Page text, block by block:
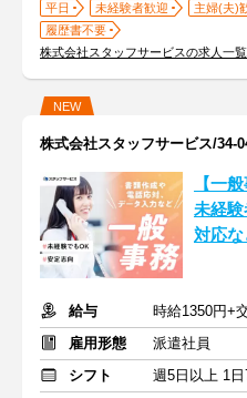
平日 未経験者歓迎 主婦(夫)
履歴書不要
株式会社スタッフサービスの求人一
NEW
株式会社スタッフサービス/34-
【一
未経験
対応な
給与
時給1350円+
雇用形態
派遣社員
シフト
週5日以上 1